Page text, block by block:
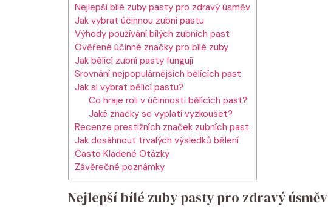
Nejlepší bílé zuby pasty ‍pro‍ zdravý úsměv
Jak vybrat účinnou zubní pastu
Výhody používání bílých zubních past
Ověřené účinné značky ⁢pro ‍bílé‌ zuby
Jak bělící zubní pasty fungují
Srovnání ⁢nejpopulárnějších ⁢bělících past
Jak ⁢si vybrat bělící pastu?
Co hraje roli v účinnosti bělících past?
Jaké značky se‌ vyplatí vyzkoušet?
Recenze​ prestižních⁤ značek⁢ zubních past
Jak dosáhnout ​trvalých⁢ výsledků ⁤bělení
Často Kladené Otázky
Závěrečné poznámky
Nejlepší bílé zuby pasty ‍pro‍ zdravý úsměv